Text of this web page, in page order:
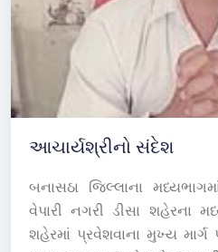
આચાર્યશ્રીનો સંદેશ
બનાસઠા જિલ્લાના
વેપારી નગરી ડીસા શહેરના
શહેરમાં પ્રવેશવાના મુખ્ય